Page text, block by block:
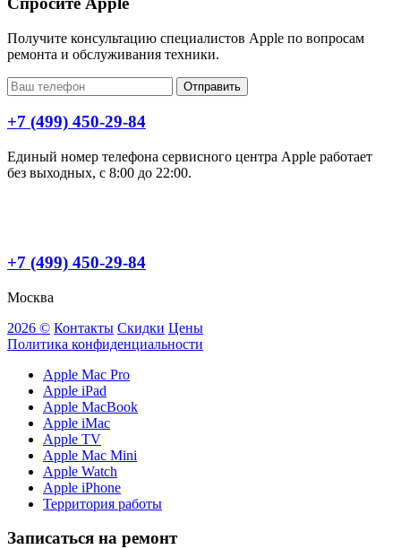
Получите консультацию специалистов Apple по вопросам
ремонта и обслуживания техники.
Отправить
+7 (499) 450-29-84
Единый номер телефона сервисного центра Apple работает
без выходных, с 8:00 до 22:00.
+7 (499) 450-29-84
Москва
2026 © Контакты Скидки Цены
Политика конфиденциальности
Apple Mac Pro
Apple iPad
Apple MacBook
Apple iMac
Apple TV
Apple Mac Mini
Apple Watch
Apple iPhone
Территория работы
Записаться на ремонт